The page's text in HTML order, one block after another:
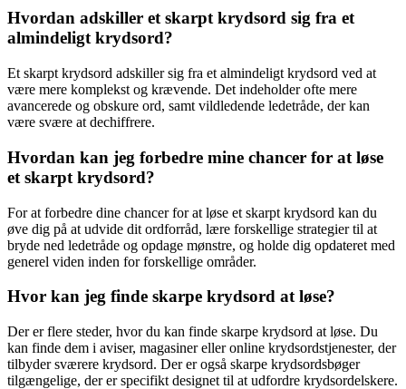
Hvordan adskiller et skarpt krydsord sig fra et
almindeligt krydsord?
Et skarpt krydsord adskiller sig fra et almindeligt krydsord ved at
være mere komplekst og krævende. Det indeholder ofte mere
avancerede og obskure ord, samt vildledende ledetråde, der kan
være svære at dechiffrere.
Hvordan kan jeg forbedre mine chancer for at løse
et skarpt krydsord?
For at forbedre dine chancer for at løse et skarpt krydsord kan du
øve dig på at udvide dit ordforråd, lære forskellige strategier til at
bryde ned ledetråde og opdage mønstre, og holde dig opdateret med
generel viden inden for forskellige områder.
Hvor kan jeg finde skarpe krydsord at løse?
Der er flere steder, hvor du kan finde skarpe krydsord at løse. Du
kan finde dem i aviser, magasiner eller online krydsordstjenester, der
tilbyder sværere krydsord. Der er også skarpe krydsordsbøger
tilgængelige, der er specifikt designet til at udfordre krydsordelskere.